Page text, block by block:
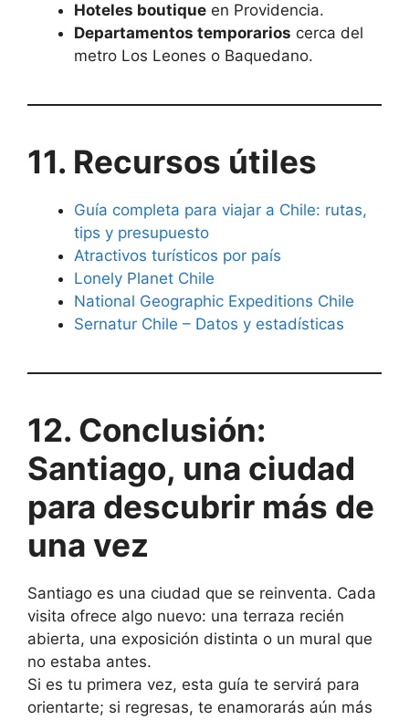
Hoteles boutique en Providencia.
Departamentos temporarios cerca del
metro Los Leones o Baquedano.
11. Recursos útiles
Guía completa para viajar a Chile: rutas,
tips y presupuesto
Atractivos turísticos por país
Lonely Planet Chile
National Geographic Expeditions Chile
Sernatur Chile – Datos y estadísticas
12. Conclusión:
Santiago, una ciudad
para descubrir más de
una vez
Santiago es una ciudad que se reinventa. Cada
visita ofrece algo nuevo: una terraza recién
abierta, una exposición distinta o un mural que
no estaba antes.
Si es tu primera vez, esta guía te servirá para
orientarte; si regresas, te enamorarás aún más